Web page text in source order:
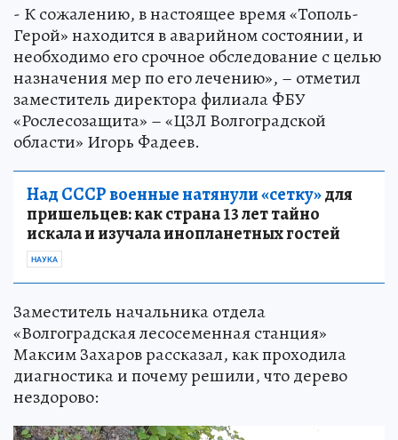
- К сожалению, в настоящее время «Тополь-
Герой» находится в аварийном состоянии, и
необходимо его срочное обследование с целью
назначения мер по его лечению», – отметил
заместитель директора филиала ФБУ
«Рослесозащита» – «ЦЗЛ Волгоградской
области» Игорь Фадеев.
Над СССР военные натянули «сетку»для
пришельцев: как страна 13 лет тайно
искала и изучала инопланетных гостей
НАУКА
Заместитель начальника отдела
«Волгоградская лесосеменная станция»
Максим Захаров рассказал, как проходила
диагностика и почему решили, что дерево
нездорово: